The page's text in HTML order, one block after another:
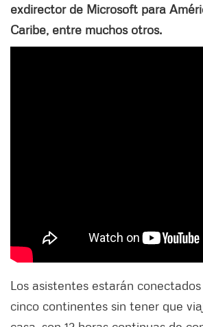
exdirector de Microsoft para
Caribe, entre muchos otros.
Los asistentes estarán
cinco continentes sin tener que